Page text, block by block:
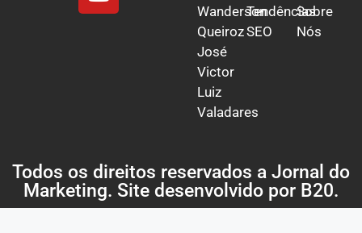
Wanderson
Queiroz
José
Victor
Luiz
Valadares
Tendências
SEO
Sobre
Nós
Todos os direitos reservados a Jornal do
Marketing. Site desenvolvido por B20.